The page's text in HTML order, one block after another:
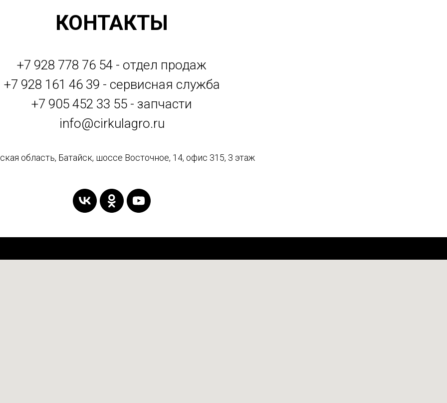
КОНТАКТЫ
+7 928 778 76 54 - отдел продаж
+7 928 161 46 39 - сервисная служба
+7 905 452 33 55 - запчасти
info@cirkulagro.ru
область, Батайск, шоссе Восточное, 14, офис 315, 3 этаж